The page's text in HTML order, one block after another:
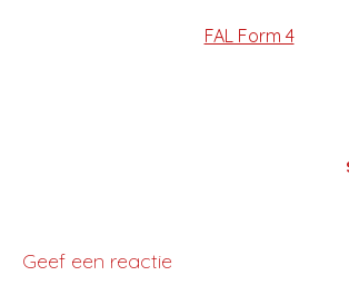
FAL Form 4
Geef een reactie